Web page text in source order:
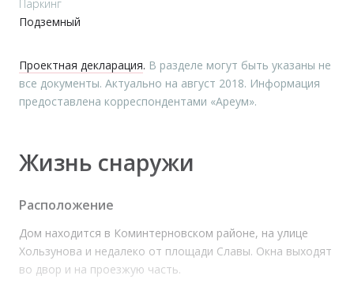
Паркинг
Подземный
Проектная декларация. В разделе могут быть указаны не
все документы. Актуально на август 2018. Информация
предоставлена корреспондентами «Ареум».
Жизнь снаружи
Расположение
Дом находится в Коминтерновском районе, на улице
Хользунова и недалеко от площади Славы. Окна выходят
во двор и на проезжую часть.